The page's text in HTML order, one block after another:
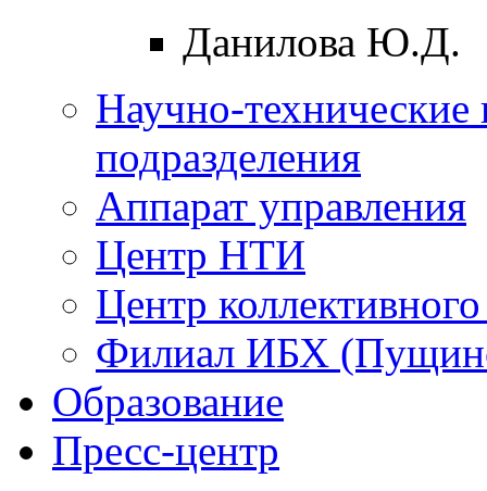
Данилова Ю.Д.
Научно-технические
подразделения
Аппарат управления
Центр НТИ
Центр
Филиал ИБХ
Образование
Пресс-центр